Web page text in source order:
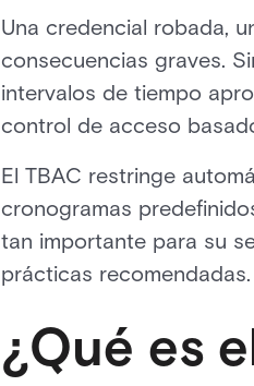
Una credencial robada,
consecuencias graves.
intervalos de tiempo
control de acceso
El TBAC restringe
cronogramas
tan importante para su
prácticas recomendadas.
¿Qué es